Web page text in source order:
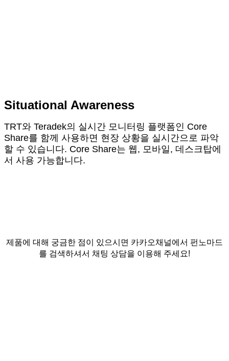
Situational Awareness
TRT와 Teradek의 실시간 모니터링 플랫폼인 Core
Share를 함께 사용하면 현장 상황을 실시간으로 파악
할 수 있습니다. Core Share는 웹, 모바일, 데스크탑에
서 사용 가능합니다.
제품에 대해 궁금한 점이 있으시면 카카오채널에서 펀노마드
를 검색하셔서 채팅 상담을 이용해 주세요!